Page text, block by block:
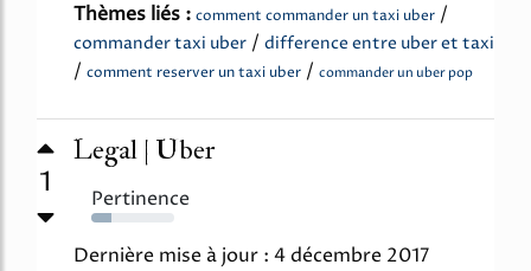
Thèmes liés : comment commander un taxi uber /
commander taxi uber / difference entre uber et taxi
/ comment reserver un taxi uber / commander un uber pop
1
Legal | Uber
Pertinence
24%
Dernière mise à jour : 4 décembre 2017